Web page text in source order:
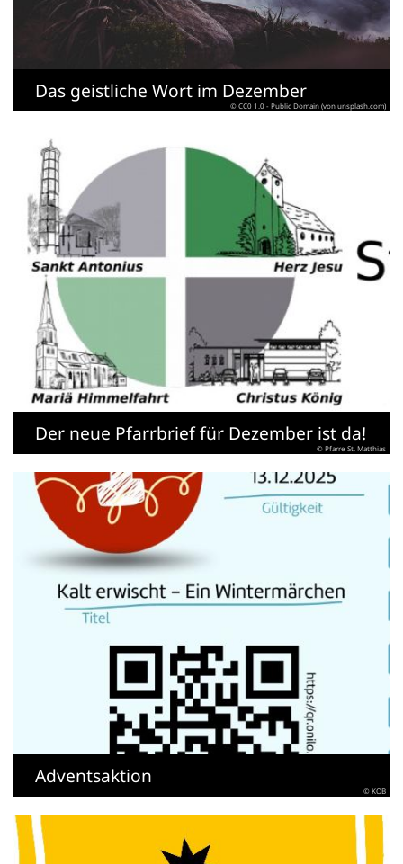
Das geistliche Wort im Dezember
© CC0 1.0 - Public Domain (von unsplash.com)
Der neue Pfarrbrief für Dezember ist da!
© Pfarre St. Matthias
Adventsaktion
© KÖB